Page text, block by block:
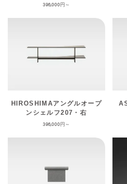
396,000
HIROSHIMAアングルオープ
ンシェルフ207・右
396,000